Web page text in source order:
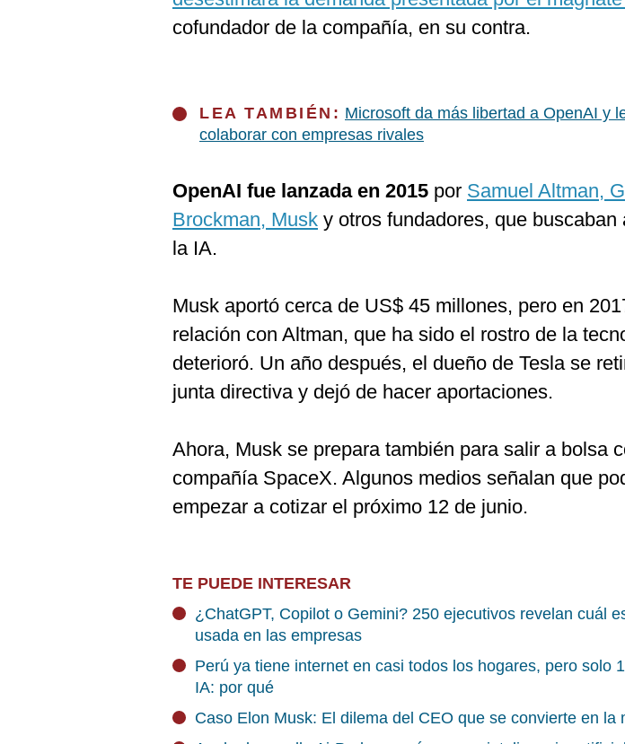
cofundador de la compañía, en su contra.
LEA TAMBIÉN: Microsoft da más libertad a OpenAI y
colaborar con empresas rivales
OpenAI fue lanzada en 2015 por Samuel Altman,
Brockman, Musk y otros fundadores, que buscaban
la IA.
Musk aportó cerca de US$ 45 millones, pero en
relación con Altman, que ha sido el rostro de la
deterioró. Un año después, el dueño de Tesla se
junta directiva y dejó de hacer aportaciones.
Ahora, Musk se prepara también para salir a bolsa
compañía SpaceX. Algunos medios señalan que
empezar a cotizar el próximo 12 de junio.
TE PUEDE INTERESAR
¿ChatGPT, Copilot o Gemini? 250 ejecutivos revelan cuál
usada en las empresas
Perú ya tiene internet en casi todos los hogares, pero solo
IA: por qué
Caso Elon Musk: El dilema del CEO que se convierte en la